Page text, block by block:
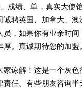
成绩、单，真实大使
聘英国、加拿大、
员，如果你有业余时
。真诚期待您的加盟
家谅解！这是一个灰
责任。有些朋友咨询